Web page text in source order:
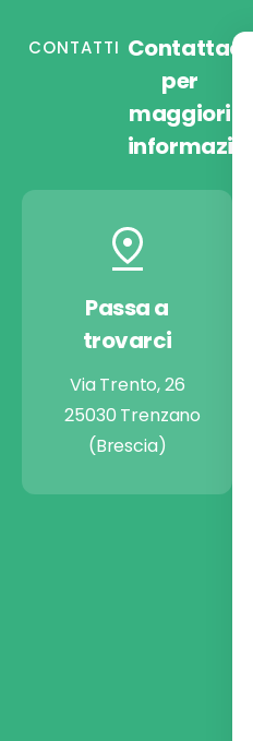
CONTATTI Contattaci
per
maggiori
informazioni
Passa a
trovarci
Via Trento, 26
25030 Trenzano
(Brescia)